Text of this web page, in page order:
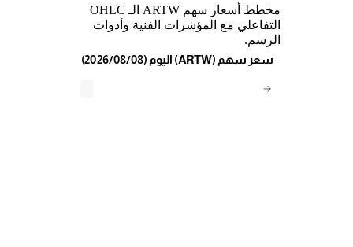
مخطط أسعار سهم ARTW الـ OHLC
التفاعلي مع المؤشرات الفنية وأدوات
الرسم.
→
(2026/08/08) اليوم (ARTW) سعر سهم